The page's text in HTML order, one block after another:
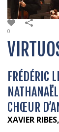
0
FRÉDÉRIC
CHŒUR
XAVIER RIBES,